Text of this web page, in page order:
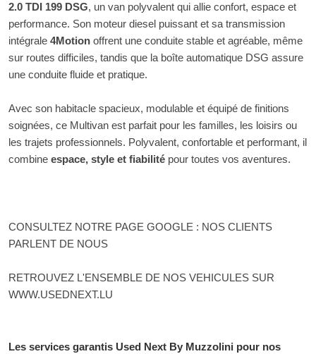
2.0 TDI 199 DSG, un van polyvalent qui allie confort, espace et
performance. Son moteur diesel puissant et sa transmission
intégrale 4Motion offrent une conduite stable et agréable, même
sur routes difficiles, tandis que la boîte automatique DSG assure
une conduite fluide et pratique.
Avec son habitacle spacieux, modulable et équipé de finitions
soignées, ce Multivan est parfait pour les familles, les loisirs ou
les trajets professionnels. Polyvalent, confortable et performant, il
combine espace, style et fiabilité pour toutes vos aventures.
CONSULTEZ NOTRE PAGE GOOGLE : NOS CLIENTS
PARLENT DE NOUS
RETROUVEZ L'ENSEMBLE DE NOS VEHICULES SUR
WWW.USEDNEXT.LU
Les services garantis Used Next By Muzzolini pour nos